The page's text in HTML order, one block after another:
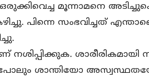
മൂന്നാമനെ
പിന്നെ സംഭവിച്ചത്
ശാരീരികമായി
പോലും ശാന്തിയോ